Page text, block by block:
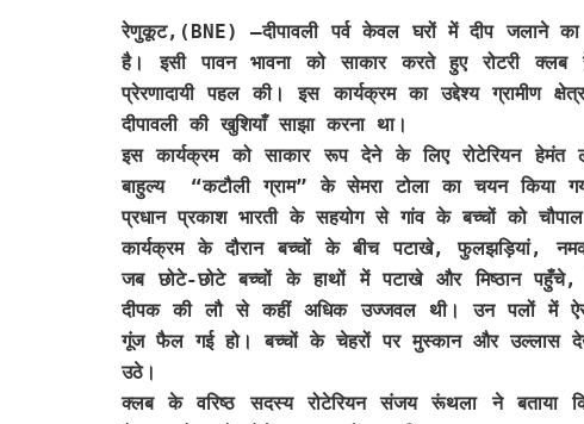
रेणुकूट,(BNE)
–दीपावली पर्व केवल घरों में दीप जलाने
है। इसी पावन भावना को साकार करते हुए रोटरी
प्रेरणादायी पहल की। इस कार्यक्रम का उद्देश्य
दीपावली की खुशियाँ साझा करना था।
इस कार्यक्रम को साकार रूप देने के लिए रोटेरियन
बाहुल्य “कटौली ग्राम” के सेमरा टोला का चयन किया
प्रधान प्रकाश भारती के सहयोग से गांव के बच्चों को
कार्यक्रम के दौरान बच्चों के बीच पटाखे, फुलझड़ियां,
जब छोटे-छोटे बच्चों के हाथों में पटाखे और मिष्ठान
दीपक की लौ से कहीं अधिक उज्जवल थी। उन पलों में
गूंज फैल गई हो। बच्चों के चेहरों पर मुस्कान और उल्लास
उठे।
क्लब के वरिष्ठ सदस्य रोटेरियन संजय रूंथला ने बताया